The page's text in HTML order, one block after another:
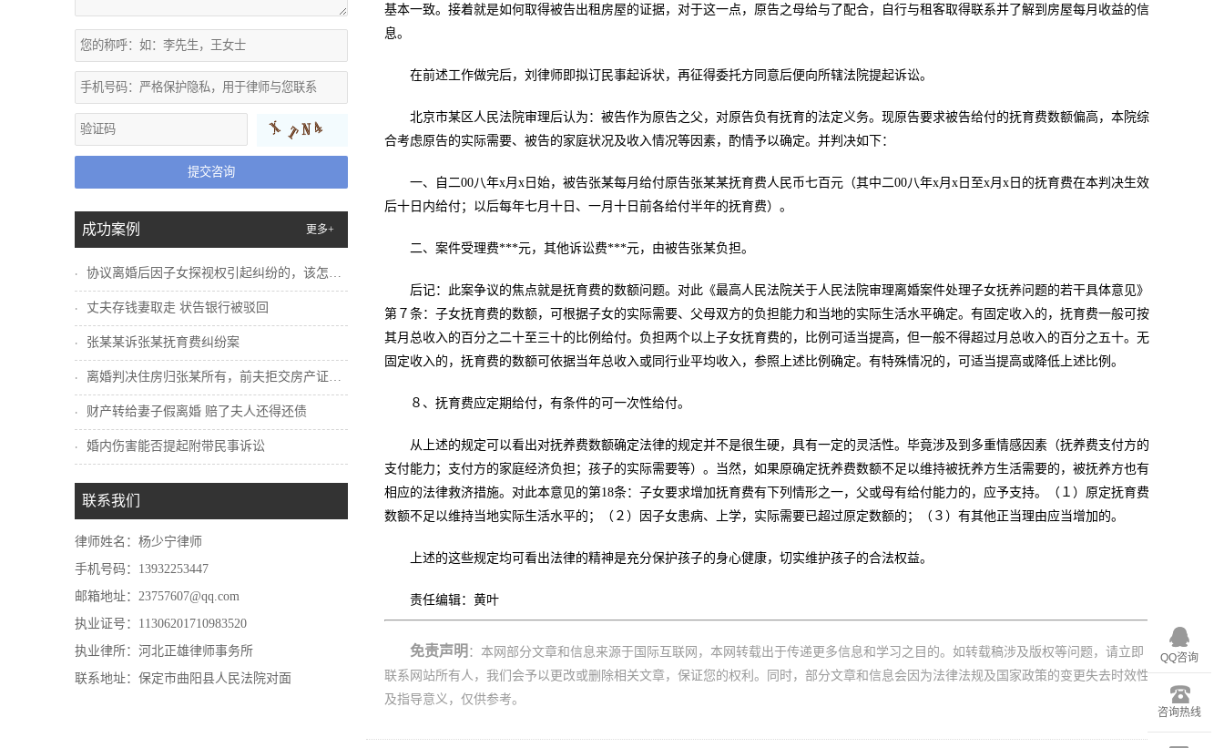
提交咨询
成功案例 更多+
协议离婚后因子女探视权引起纠纷的，该怎么...
丈夫存钱妻取走 状告银行被驳回
张某某诉张某抚育费纠纷案
离婚判决住房归张某所有，前夫拒交房产证怎...
财产转给妻子假离婚 赔了夫人还得还债
婚内伤害能否提起附带民事诉讼
联系我们
律师姓名：杨少宁律师
手机号码：13932253447
邮箱地址：23757607@qq.com
执业证号：11306201710983520
执业律所：河北正雄律师事务所
联系地址：保定市曲阳县人民法院对面
基本一致。接着就是如何取得被告出租房屋的证据，对于这一点，原告之母给与了配合，自行与租客取得联系并了解到房屋每月收益的信
息。
在前述工作做完后，刘律师即拟订民事起诉状，再征得委托方同意后便向所辖法院提起诉讼。
北京市某区人民法院审理后认为：被告作为原告之父，对原告负有抚育的法定义务。现原告要求被告给付的抚育费数额偏高，本院综
合考虑原告的实际需要、被告的家庭状况及收入情况等因素，酌情予以确定。并判决如下：
一、自二00八年x月x日始，被告张某每月给付原告张某某抚育费人民币七百元（其中二00八年x月x日至x月x日的抚育费在本判决生效
后十日内给付；以后每年七月十日、一月十日前各给付半年的抚育费）。
二、案件受理费***元，其他诉讼费***元，由被告张某负担。
后记：此案争议的焦点就是抚育费的数额问题。对此《最高人民法院关于人民法院审理离婚案件处理子女抚养问题的若干具体意见》
第７条：子女抚育费的数额，可根据子女的实际需要、父母双方的负担能力和当地的实际生活水平确定。有固定收入的，抚育费一般可按
其月总收入的百分之二十至三十的比例给付。负担两个以上子女抚育费的，比例可适当提高，但一般不得超过月总收入的百分之五十。无
固定收入的，抚育费的数额可依据当年总收入或同行业平均收入，参照上述比例确定。有特殊情况的，可适当提高或降低上述比例。
８、抚育费应定期给付，有条件的可一次性给付。
从上述的规定可以看出对抚养费数额确定法律的规定并不是很生硬，具有一定的灵活性。毕竟涉及到多重情感因素（抚养费支付方的
支付能力；支付方的家庭经济负担；孩子的实际需要等）。当然，如果原确定抚养费数额不足以维持被抚养方生活需要的，被抚养方也有
相应的法律救济措施。对此本意见的第18条：子女要求增加抚育费有下列情形之一，父或母有给付能力的，应予支持。（１）原定抚育费
数额不足以维持当地实际生活水平的；（２）因子女患病、上学，实际需要已超过原定数额的；（３）有其他正当理由应当增加的。
上述的这些规定均可看出法律的精神是充分保护孩子的身心健康，切实维护孩子的合法权益。
责任编辑：黄叶
免责声明 ：本网部分文章和信息来源于国际互联网，本网转载出于传递更多信息和学习之目的。如转载稿涉及版权等问题，请立即
联系网站所有人，我们会予以更改或删除相关文章，保证您的权利。同时，部分文章和信息会因为法律法规及国家政策的变更失去时效性
及指导意义，仅供参考。
QQ咨询
咨询热线